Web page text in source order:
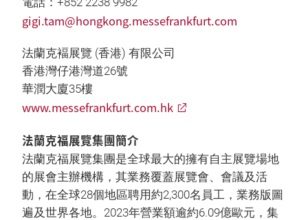
gigi.tam@hongkong.messefrankfurt.com
法蘭克褔展覽 (香港) 有限公司
香港灣仔港灣道26號
華潤大廈35樓
www.messefrankfurt.com.hk
法蘭克福展覽集團簡介
法蘭克福展覽集團是全球最大的擁有自主展覽場地
的展會主辦機構，其業務覆蓋展覽會、會議及活
動，在全球28個地區聘用約2,300名員工，業務版圖
遍及世界各地。2023年營業額逾約6.09億歐元，集